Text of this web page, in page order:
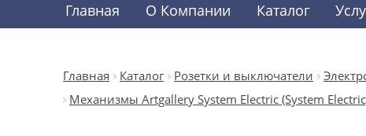
Главная О Компании Каталог
Главная Каталог Розетки и выключатели
Механизмы Artgallery System Electric (System